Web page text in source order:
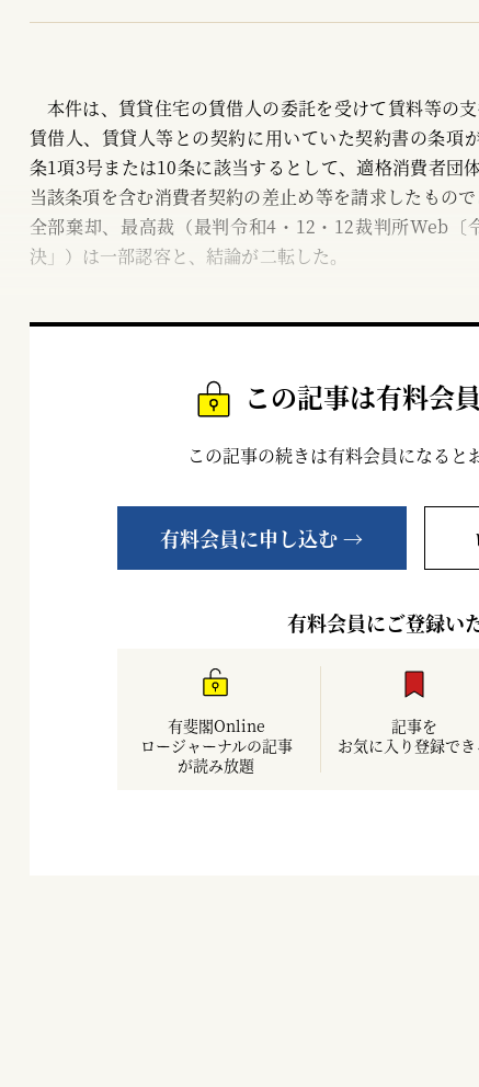
本件は、賃貸住宅の賃借人の委託を受けて賃料等の
賃借人、賃貸人等との契約に用いていた契約書の条項
条1項3号または10条に該当するとして、適格消費者団
当該条項を含む消費者契約の差止め等を請求したもの
全部棄却、最高裁（最判令和4・12・12裁判所Web〔
決」）は一部認容と、結論が二転した。
この記事は有料会
この記事の続きは有料会員になると
有料会員に申し込む →
有料会員にご登録い
有斐閣Online
ロージャーナルの記事
が読み放題
記事を
お気に入り登録でき